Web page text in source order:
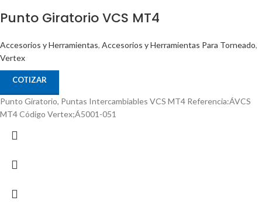
Punto Giratorio VCS MT4
Accesorios y Herramientas, Accesorios y Herramientas Para Torneado,
Vertex
COTIZAR
Punto Giratorio, Puntas Intercambiables VCS MT4 Referencia:ÁVCS
MT4 Código Vertex;Á5001-051